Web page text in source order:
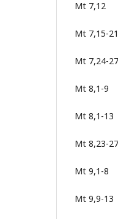
Mt
Mt
Mt
Mt
Mt
Mt
Mt
Mt